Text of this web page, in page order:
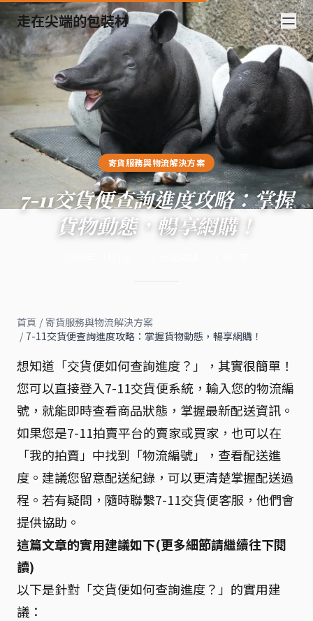
走在尖端的包裝材
寄貨服務與物流解決方案
7-11交貨便查詢進度攻略：掌握
貨物動態，暢享網購！
首頁 / 寄貨服務與物流解決方案
/ 7-11交貨便查詢進度攻略：掌握貨物動態，暢享網購！
想知道「交貨便如何查詢進度？」，其實很簡單！
您可以直接登入7-11交貨便系統，輸入您的物流編
號，就能即時查看商品狀態，掌握最新配送資訊。
如果您是7-11拍賣平台的賣家或買家，也可以在
「我的拍賣」中找到「物流編號」，查看配送進
度。建議您留意配送紀錄，可以更清楚掌握配送過
程。若有疑問，隨時聯繫7-11交貨便客服，他們會
提供協助。
這篇文章的實用建議如下(更多細節請繼續往下閱
讀)
以下是針對「交貨便如何查詢進度？」的實用建
議：